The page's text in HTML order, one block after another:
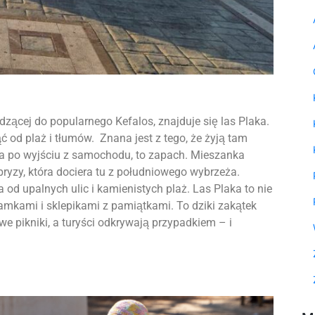
do popularnego Kefalos, znajduje się las Plaka.
od plaż i tłumów. Znana jest z tego, że żyją tam
po wyjściu z samochodu, to zapach. Mieszanka
która dociera tu z południowego wybrzeża.
od upalnych ulic i kamienistych plaż. Las Plaka to nie
i sklepikami z pamiątkami. To dziki zakątek
pikniki, a turyści odkrywają przypadkiem – i